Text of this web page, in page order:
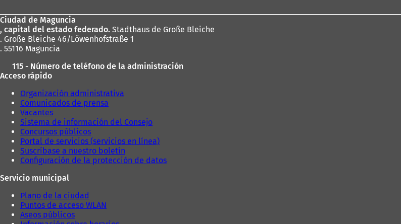
pies
Ciudad de Maguncia
, capital del estado federado. Stadthaus de Große Bleiche
. Große Bleiche 46/Löwenhofstraße 1
. 55116 Maguncia
115 - Número de teléfono de la administración
Acceso rápido
Organización administrativa
Comunicados de prensa
Vacantes
Sistema de información del Consejo
Concursos públicos
Portal de servicios (servicios en línea)
Suscríbase a nuestro boletín
Configuración de la protección de datos
Servicio municipal
Plano de la ciudad
Puntos de acceso WLAN
Aseos públicos